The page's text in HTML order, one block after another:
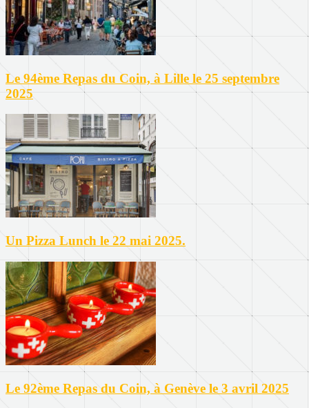
Le 94ème Repas du Coin, à Lille le 25 septembre
2025
Un Pizza Lunch le 22 mai 2025.
Le 92ème Repas du Coin, à Genève le 3 avril 2025